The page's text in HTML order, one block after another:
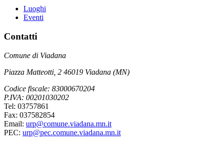
Luoghi
Eventi
Contatti
Comune di Viadana
Piazza Matteotti, 2 46019 Viadana (MN)
Codice fiscale: 83000670204
P.IVA: 00201030202
Tel: 03757861
Fax: 037582854
Email: urp@comune.viadana.mn.it
PEC: urp@pec.comune.viadana.mn.it